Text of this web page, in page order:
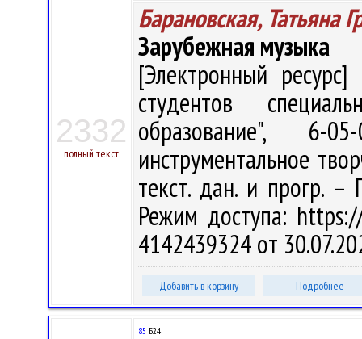
2332
полный текст
Барановская, Татьяна
Зарубежная музыка
[Электронный
студентов
образование", 6-
инструментальное
текст. дан. и прогр.
Режим доступа:
4142439324 от
Добавить в корзину Подробнее
85 Б24